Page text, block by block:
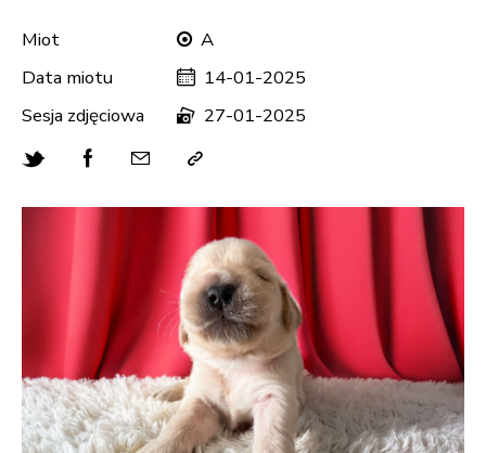
Miot
A
Data miotu
14-01-2025
Sesja zdjęciowa
27-01-2025